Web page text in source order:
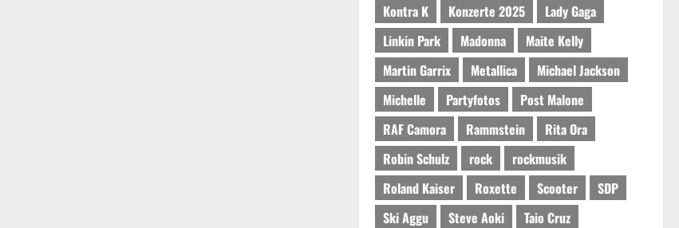
Kontra K
Konzerte 2025
Lady Gaga
Linkin Park
Madonna
Maite Kelly
Martin Garrix
Metallica
Michael Jackson
Michelle
Partyfotos
Post Malone
RAF Camora
Rammstein
Rita Ora
Robin Schulz
rock
rockmusik
Roland Kaiser
Roxette Scooter
SDP
Ski Aggu
Steve Aoki
Taio Cruz